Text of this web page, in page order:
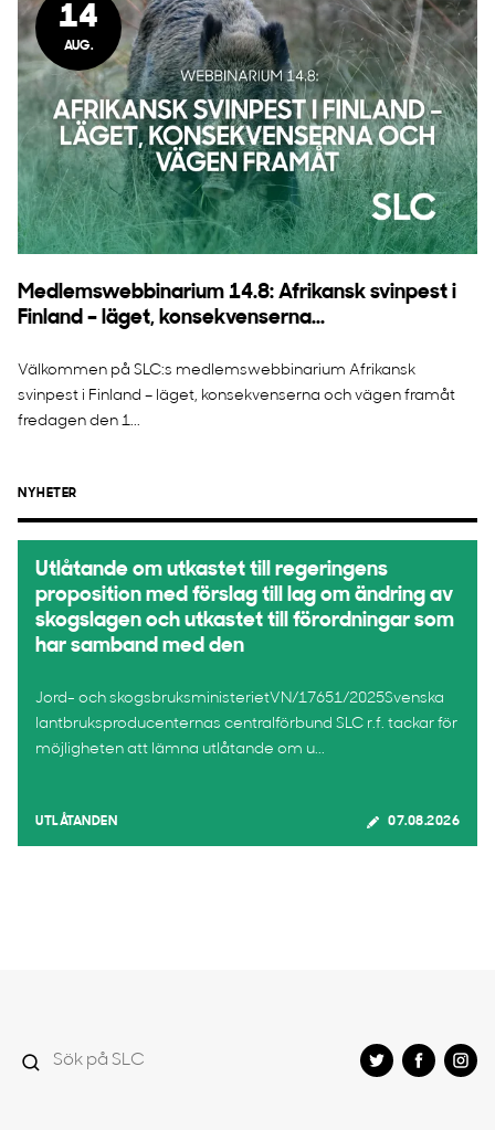
14
AUG.
Medlemswebbinarium 14.8: Afrikansk svinpest i
Finland – läget, konsekvenserna...
Välkommen på SLC:s medlemswebbinarium Afrikansk
svinpest i Finland – läget, konsekvenserna och vägen framåt
fredagen den 1...
NYHETER
Utlåtande om utkastet till regeringens
proposition med förslag till lag om ändring av
skogslagen och utkastet till förordningar som
har samband med den
Jord- och skogsbruksministerietVN/17651/2025Svenska
lantbruksproducenternas centralförbund SLC r.f. tackar för
möjligheten att lämna utlåtande om u...
UTLÅTANDEN 07.08.2026